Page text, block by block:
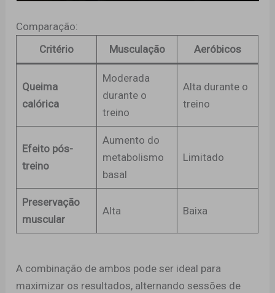
Comparação:
Critério
Musculação Aeróbicos
Queima
calórica
Moderada
durante o
treino
Alta durante o
treino
Efeito pós-
treino
Aumento do
metabolismo
basal
Limitado
Preservação
muscular
Alta Baixa
A combinação de ambos pode ser ideal para
maximizar os resultados, alternando sessões de